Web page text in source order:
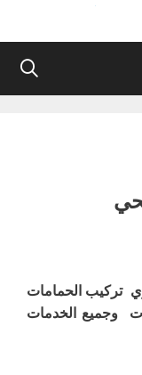
تركيب الحمامات
وجميع الخدمات